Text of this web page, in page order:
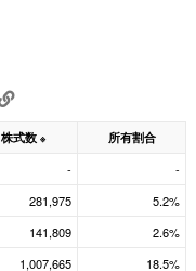
株式数 ※
所有割合
- -
281,975 5.2%
141,809 2.6%
1,007,665 18.5%